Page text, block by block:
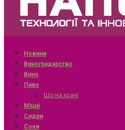
Новини
Виноградарство
Вино
Пиво
Що на крані
Міцні
Сидри
Соки